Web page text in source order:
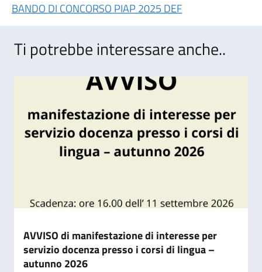
BANDO DI CONCORSO PIAP 2025 DEF
Ti potrebbe interessare anche..
AVVISO di manifestazione di interesse per
servizio docenza presso i corsi di lingua –
autunno 2026